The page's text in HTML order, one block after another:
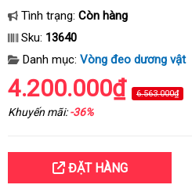
Tình trạng: Còn hàng
Sku: 13640
Danh mục: Vòng đeo dương vật
4.200.000₫ 6.563.000₫
Khuyến mãi:-36%
ĐẶT HÀNG